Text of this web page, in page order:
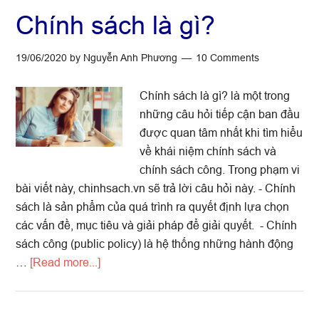
sách
Chính sách là gì?
19/06/2020 by Nguyễn Anh Phương 10 Comments
Chính sách là gì? là một trong
những câu hỏi tiếp cận ban đầu
được quan tâm nhất khi tìm hiểu
về khái niệm chính sách và
chính sách công. Trong phạm vi
bài viết này, chinhsach.vn sẽ trả lời câu hỏi này. - Chính
sách là sản phẩm của quá trình ra quyết định lựa chọn
các vấn đề, mục tiêu và giải pháp để giải quyết. - Chính
sách công (public policy) là hệ thống những hành động
[Read more...]about